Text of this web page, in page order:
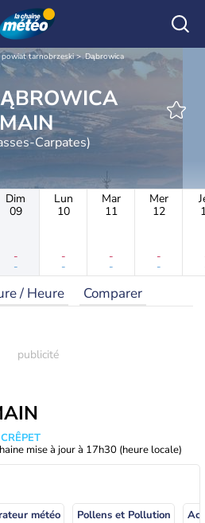
powiat tarnobrzeski Dąbrowica
Carpates)
Dim
09
-
-
Lun
10
-
-
Mar
11
-
-
Mer
12
-
-
/ Heure Comparer
mise à jour à 17h30 (heure locale)
météo Pollens et Pollution